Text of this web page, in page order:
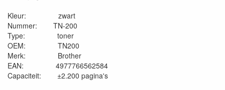
Kleur: zwart
Nummer: TN-200
Type: toner
OEM: TN200
Merk: Brother
EAN: 4977766562584
Capaciteit: ±2.200 pagina's